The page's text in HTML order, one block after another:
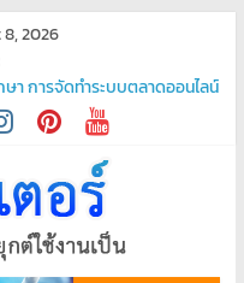
2026
การจัดทำระบบตลาดออนไลน์
พ – ตอบโจทย์ทุกความต้องการ